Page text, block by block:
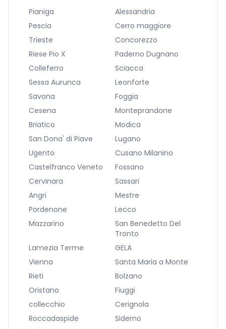
Pianiga
Alessandria
Pescia
Cerro maggiore
Trieste
Concorezzo
Riese Pio X
Paderno Dugnano
Colleferro
Sciacca
Sessa Aurunca
Leonforte
Savona
Foggia
Cesena
Monteprandone
Briatico
Modica
San Dona' di Piave
Lugano
Ugento
Cusano Milanino
Castelfranco Veneto
Fossano
Cervinara
Sassari
Angri
Mestre
Pordenone
Lecco
Mazzarino
San Benedetto Del
Tronto
Lamezia Terme
GELA
Vienna
Santa Maria a Monte
Rieti
Bolzano
Oristano
Fiuggi
collecchio
Cerignola
Roccadaspide
Siderno